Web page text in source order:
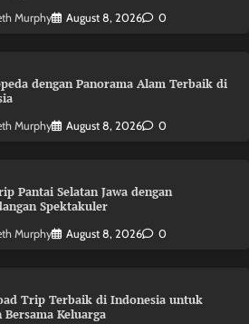
Murphy August 8, 2026 0
dengan Panorama Alam Terbaik di
Murphy August 8, 2026 0
Pantai Selatan Jawa dengan
Spektakuler
Murphy August 8, 2026 0
Trip Terbaik di Indonesia untuk
Keluarga